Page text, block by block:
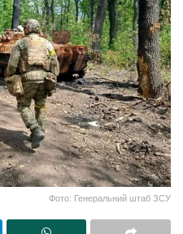
Фото: Генеральний штаб ЗСУ